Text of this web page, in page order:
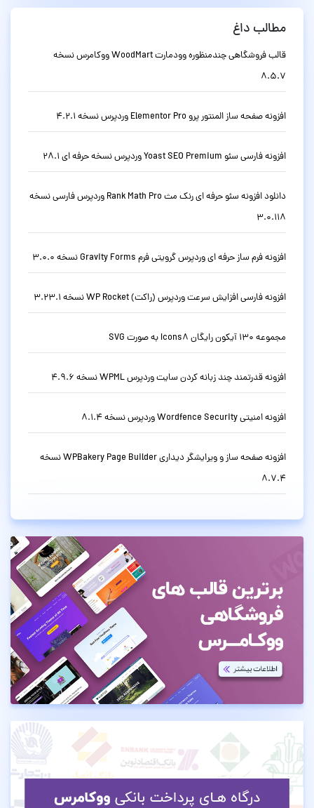
مطالب داغ
قالب فروشگاهی چندمنظوره وودمارت WoodMart ووکامرس نسخه
8.5.7
افزونه صفحه ساز المنتور پرو Elementor Pro وردپرس نسخه 4.2.1
افزونه فارسی سئو Yoast SEO Premium وردپرس نسخه حرفه ای 28.1
دانلود افزونه سئو حرفه ای رنک مث Rank Math Pro وردپرس فارسی نسخه
3.0.118
افزونه فرم ساز حرفه ای وردپرس گرویتی فرم Gravity Forms نسخه 3.0.0
افزونه فارسی افزایش سرعت وردپرس (راکت) WP Rocket نسخه 3.23.1
مجموعه 130 آیکون رایگان Icons8 به صورت SVG
افزونه قدرتمند چند زبانه کردن سایت وردپرس WPML نسخه 4.9.6
افزونه امنیتی Wordfence Security وردپرس نسخه 8.1.4
افزونه صفحه ساز و ویرایشگر دیداری WPBakery Page Builder نسخه
8.7.4